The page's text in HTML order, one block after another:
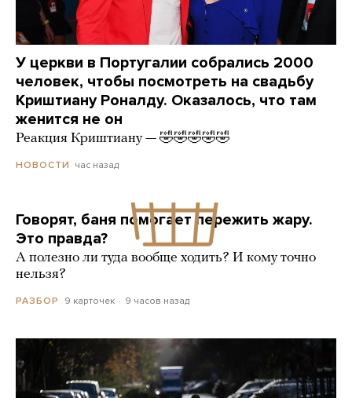
У церкви в Португалии собрались 2000
человек, чтобы посмотреть на свадьбу
Криштиану Роналду. Оказалось, что там
женится не он
Реакция Криштиану — 🤣🤣🤣🤣🤣
НОВОСТИ час назад
Говорят, баня помогает пережить жару.
Это правда?
А полезно ли туда вообще ходить? И кому точно
нельзя?
РАЗБОР 9 карточек 9 часов назад